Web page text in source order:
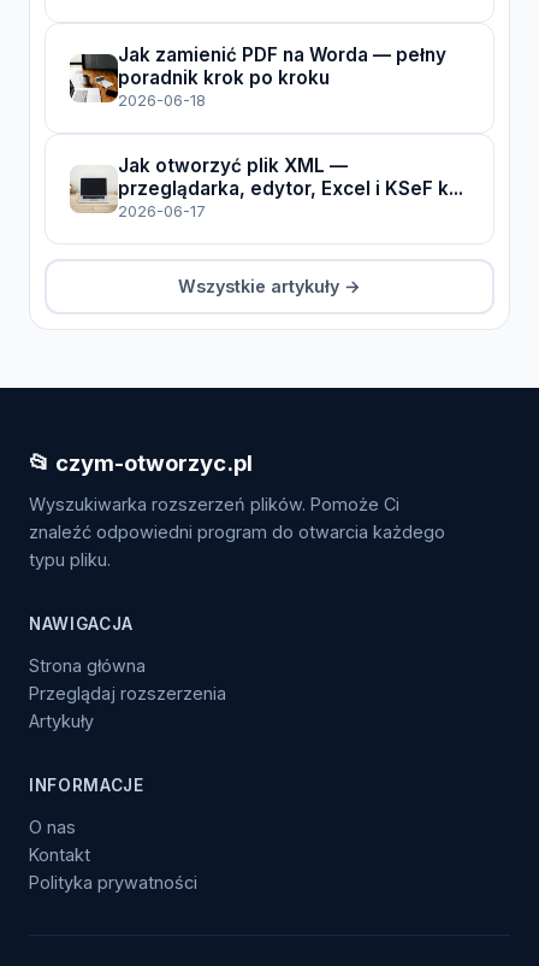
Jak zamienić PDF na Worda — pełny
poradnik krok po kroku
2026-06-18
Jak otworzyć plik XML —
przeglądarka, edytor, Excel i KSeF k...
2026-06-17
Wszystkie artykuły →
📂 czym-otworzyc.pl
Wyszukiwarka rozszerzeń plików. Pomoże Ci
znaleźć odpowiedni program do otwarcia każdego
typu pliku.
NAWIGACJA
Strona główna
Przeglądaj rozszerzenia
Artykuły
INFORMACJE
O nas
Kontakt
Polityka prywatności